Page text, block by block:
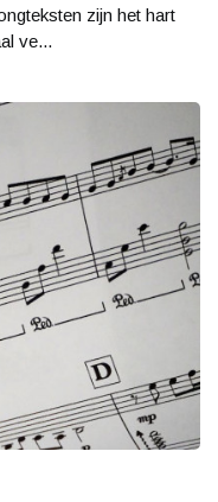
zijn het hart
ve...